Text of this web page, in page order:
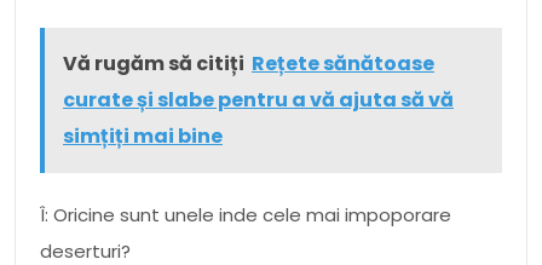
Vă rugăm să citiți Rețete sănătoase
curate și slabe pentru a vă ajuta să vă
simțiți mai bine
Î: Oricine sunt unele inde cele mai impoporare
deserturi?